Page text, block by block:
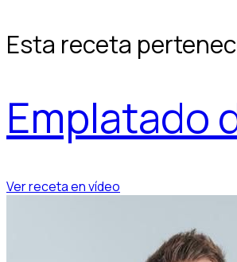
Esta receta
Emplatado
Ver receta en vídeo